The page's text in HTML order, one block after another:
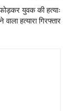
युवक की हत्याः
वाला हत्यारा गिरफ्तार